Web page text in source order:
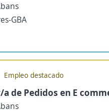
GBA
Empleo destacado
de Pedidos en E